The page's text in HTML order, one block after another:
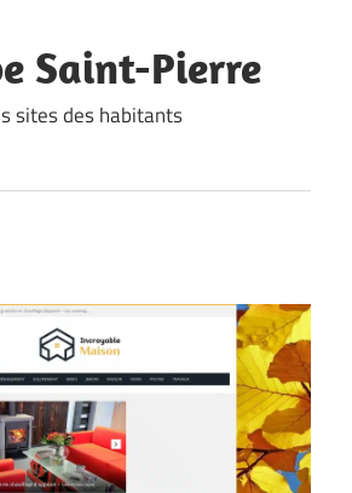
Saint-Pierre
sites des habitants